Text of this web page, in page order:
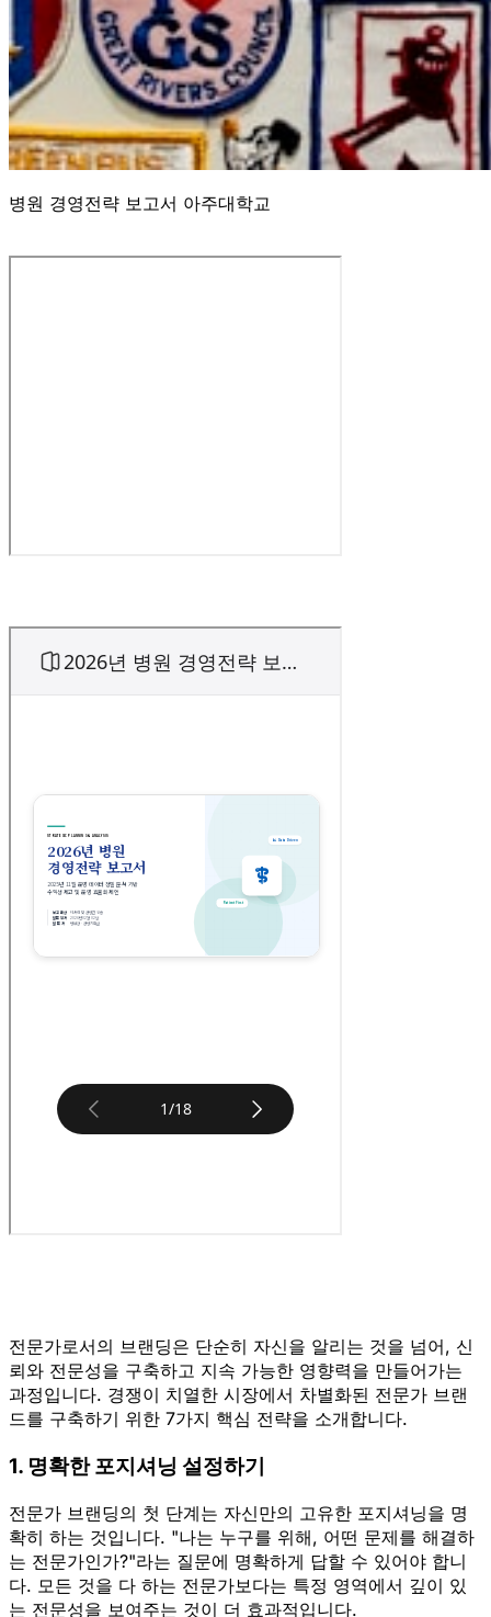
병원 경영전략 보고서 아주대학교
전문가로서의 브랜딩은 단순히 자신을 알리는 것을 넘어, 신
뢰와 전문성을 구축하고 지속 가능한 영향력을 만들어가는
과정입니다. 경쟁이 치열한 시장에서 차별화된 전문가 브랜
드를 구축하기 위한 7가지 핵심 전략을 소개합니다.
1. 명확한 포지셔닝 설정하기
전문가 브랜딩의 첫 단계는 자신만의 고유한 포지셔닝을 명
확히 하는 것입니다. "나는 누구를 위해, 어떤 문제를 해결하
는 전문가인가?"라는 질문에 명확하게 답할 수 있어야 합니
다. 모든 것을 다 하는 전문가보다는 특정 영역에서 깊이 있
는 전문성을 보여주는 것이 더 효과적입니다.